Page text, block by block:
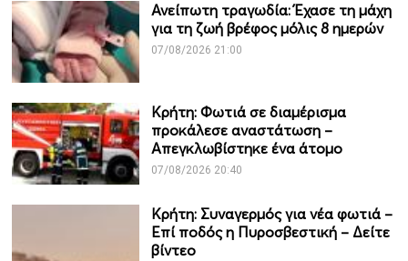
Ανείπωτη τραγωδία: Έχασε τη μάχη
για τη ζωή βρέφος μόλις 8 ημερών
07/08/2026 21:00
Κρήτη: Φωτιά σε διαμέρισμα
προκάλεσε αναστάτωση –
Απεγκλωβίστηκε ένα άτομο
07/08/2026 20:40
Κρήτη: Συναγερμός για νέα φωτιά –
Επί ποδός η Πυροσβεστική – Δείτε
βίντεο